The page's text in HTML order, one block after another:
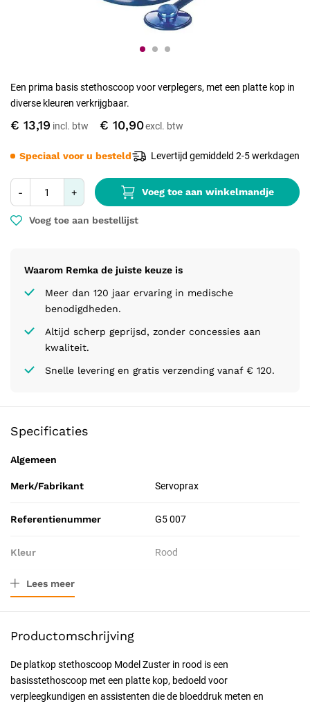
€ 13,19 € 10,90
- + Voeg toe aan winkelmandje
Voeg toe aan bestellijst
Waarom Remka de juiste keuze is
Meer dan 120 jaar ervaring in medische
benodigdheden.
Altijd scherp geprijsd, zonder concessies aan
kwaliteit.
Snelle levering en gratis verzending vanaf € 120.
Speciaal voor u besteld Levertijd gemiddeld 2-5 werkdagen
Een prima basis stethoscoop voor verplegers, met een platte kop in
diverse kleuren verkrijgbaar.
Specificaties
Algemeen
Merk/Fabrikant Servoprax
Referentienummer G5 007
Kleur Rood
Verpakkingstype
Resorbeerbaar (hechtdraad) Nee
Lees meer
Productomschrijving
De platkop stethoscoop Model Zuster in rood is een
basisstethoscoop met een platte kop, bedoeld voor
verpleegkundigen en assistenten die de bloeddruk meten en